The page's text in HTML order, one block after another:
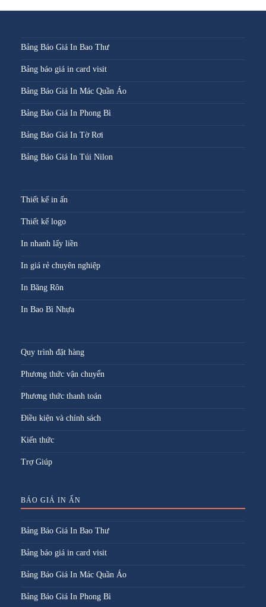
Bảng Báo Giá In Bao Thư
Bảng báo giá in card visit
Bảng Báo Giá In Mác Quần Áo
Bảng Báo Giá In Phong Bì
Bảng Báo Giá In Tờ Rơi
Bảng Báo Giá In Túi Nilon
Thiết kế in ấn
Thiết kế logo
In nhanh lấy liền
In giá rẻ chuyên nghiệp
In Băng Rôn
In Bao Bì Nhựa
Quy trình đặt hàng
Phương thức vận chuyển
Phương thức thanh toán
Điều kiện và chính sách
Kiến thức
Trợ Giúp
BÁO GIÁ IN ẤN
Bảng Báo Giá In Bao Thư
Bảng báo giá in card visit
Bảng Báo Giá In Mác Quần Áo
Bảng Báo Giá In Phong Bì